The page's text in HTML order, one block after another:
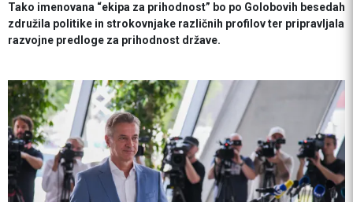
Tako imenovana “ekipa za prihodnost” bo po Golobovih besedah
združila politike in strokovnjake različnih profilov ter pripravljala
razvojne predloge za prihodnost države.